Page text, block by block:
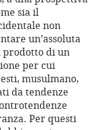
sia il
non
un’assoluta
prodotto di un
per cui
musulmano,
da tendenze
Per questi